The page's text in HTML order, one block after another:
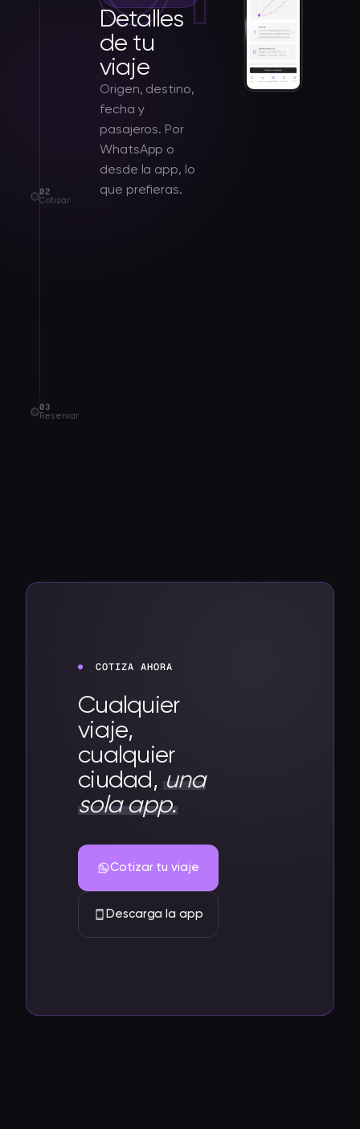
02
Cotizar
03
Reservar
Detalles
de tu
viaje
Origen, destino,
fecha y
pasajeros. Por
WhatsApp o
desde la app, lo
que prefieras.
COTIZA AHORA
Cualquier
viaje,
cualquier
ciudad, una
sola app.
Cotizar tu viaje
Descarga la app